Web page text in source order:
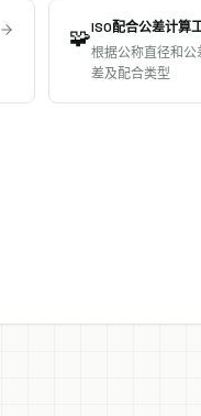
🧩ISO配合公差计算
根据公称直径和
差及配合类型